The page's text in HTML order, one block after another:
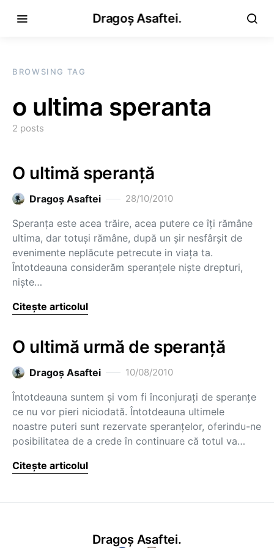
Dragoș Asaftei.
BROWSING TAG
o ultima speranta
2 posts
O ultimă speranţă
Dragoş Asaftei 28/10/2010
Speranţa este acea trăire, acea putere ce îţi rămâne
ultima, dar totuşi rămâne, după un şir nesfârşit de
evenimente neplăcute petrecute in viaţa ta.
Întotdeauna considerăm speranţele nişte drepturi,
nişte…
Citește articolul
O ultimă urmă de speranţă
Dragoş Asaftei 10/08/2010
Întotdeauna suntem şi vom fi înconjuraţi de speranţe
ce nu vor pieri niciodată. Întotdeauna ultimele
noastre puteri sunt rezervate speranţelor, oferindu-ne
posibilitatea de a crede în continuare că totul va…
Citește articolul
Dragoș Asaftei.